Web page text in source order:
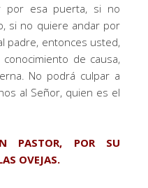
por esa puerta, si no
si no quiere andar por
padre, entonces usted,
de causa,
No podrá culpar a
al Señor, quien es el
PASTOR, POR SU
OVEJAS.